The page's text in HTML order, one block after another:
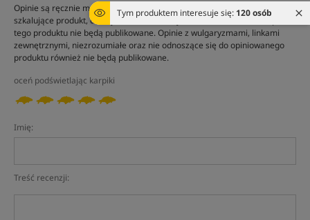
Tym produktem interesuje się: 120 osób
Opinie są ręcznie moderowane przez administratora sklepu. Opinie
szkalujące produkt, od użytkowników którzy nie dokonali u nas zakupu
tego produktu nie będą publikowane. Opinie z wulgaryzmami, linkami
zewnętrznymi, niezrozumiałe oraz nie odnoszące się do opiniowanego
produktu również nie będą publikowane.
oceń podświetlając karpiki
Imię:
Treść recenzji: